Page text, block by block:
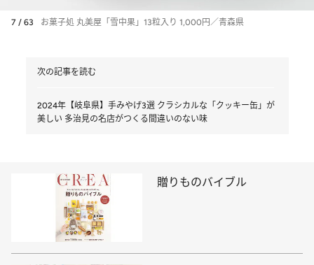
7 / 63 お菓子処 丸美屋「雪中果」13粒入り 1,000円／青森県
次の記事を読む
2024年【岐阜県】手みやげ3選 クラシカルな「クッキー缶」が
美しい 多治見の名店がつくる間違いのない味
贈りものバイブル